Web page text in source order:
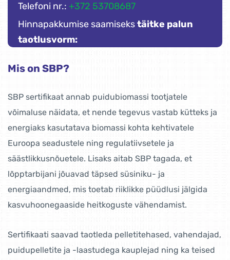
Telefoni nr.: +372 53708687
Hinnapakkumise saamisekstäitke palun
taotlusvorm:
Mis on SBP?
SBP sertifikaat annab puidubiomassi tootjatele
võimaluse näidata, et nende tegevus vastab kütteks ja
energiaks kasutatava biomassi kohta kehtivatele
Euroopa seadustele ning regulatiivsetele ja
säästlikkusnõuetele. Lisaks aitab SBP tagada, et
lõpptarbijani jõuavad täpsed süsiniku- ja
energiaandmed, mis toetab riiklikke püüdlusi jälgida
kasvuhoonegaaside heitkoguste vähendamist.
Sertifikaati saavad taotleda pelletitehased, vahendajad,
puidupelletite ja -laastudega kauplejad ning ka teised